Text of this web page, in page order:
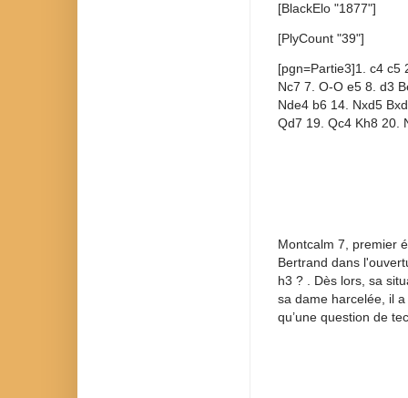
[BlackElo "1877"]
[PlyCount "39"]
[pgn=Partie3]1. c4 c5
Nc7 7. O-O e5 8. d3
Nde4 b6 14. Nxd5
Qd7 19. Qc4 Kh8 20.
Montcalm 7, premier
Bertrand dans
h3 ? . Dès lors, sa
sa dame harcelée, il
qu’une question de